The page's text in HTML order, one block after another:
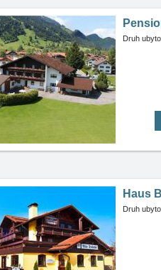
Druh
Haus
Druh